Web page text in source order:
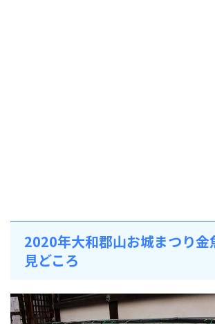
2020年大和郡山お城まつり金
見どころ